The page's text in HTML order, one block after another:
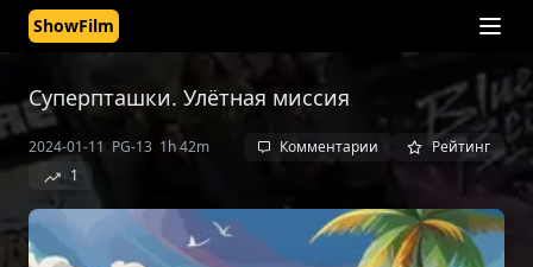
ShowFilm
Суперпташки. Улётная миссия
2024-01-11 PG-13 1h 42m Комментарии
Рейтинг
1